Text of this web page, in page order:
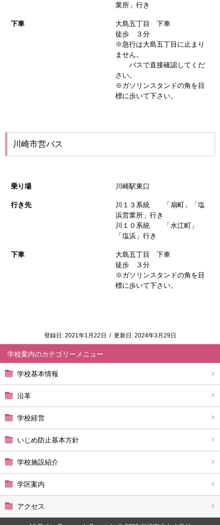
学校案内
学校基本情報
沿革
学校経営
いじめ防止基本方針
学校施設紹介
学区案内
アクセス
業所」行き
下車
大島五丁目 下車
徒歩 ３分
※急行は大島五丁目に止まり
ません。
バスで直接確認してくだ
さい。
※ガソリンスタンドの角を目
標に歩いて下さい。
川崎市営バス
乗り場 川崎駅東口
行き先
川１３系統 「扇町」「塩
浜営業所」行き
川１０系統 「水江町」
「塩浜」行き
下車
大島五丁目 下車
徒歩 ３分
※ガソリンスタンドの角を目
標に歩いて下さい。
登録日: 2021年1月22日 / 更新日: 2024年3月29日